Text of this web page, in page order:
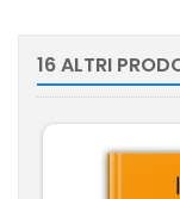
16 ALTRI